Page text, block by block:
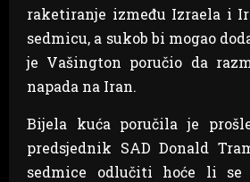
raketiranje između Izraela i
sedmicu, a sukob bi mogao
je Vašington poručio da
napada na Iran.
Bijela kuća poručila je
predsjednik SAD Donald
sedmice odlučiti hoće li